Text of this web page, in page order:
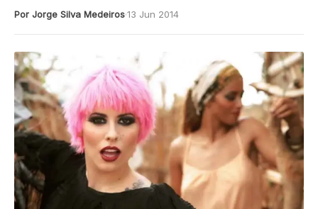
Por Jorge Silva Medeiros13 Jun 2014